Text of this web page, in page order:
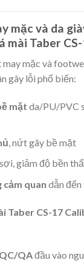
mặc và da
mài Taber CS-
mặc và
gây lỗi phổ biến:
mặt da/PU/PVC
, nứt gãy bề mặt
giảm độ bền
quan dẫn đến
Taber CS-17
QC/QAđầu vào